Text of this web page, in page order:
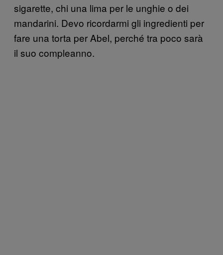
sigarette, chi una lima per le unghie o dei
mandarini. Devo ricordarmi gli ingredienti per
fare una torta per Abel, perché tra poco sarà
il suo compleanno.